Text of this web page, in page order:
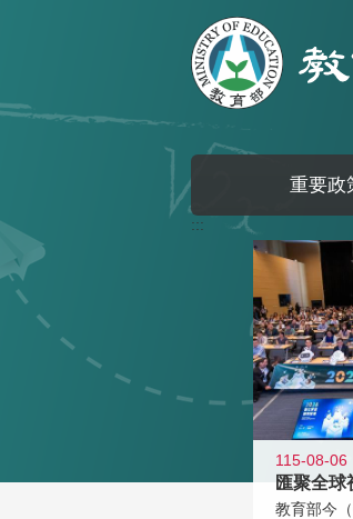
重要政
:::
115-08-06
匯聚全球
教育部今